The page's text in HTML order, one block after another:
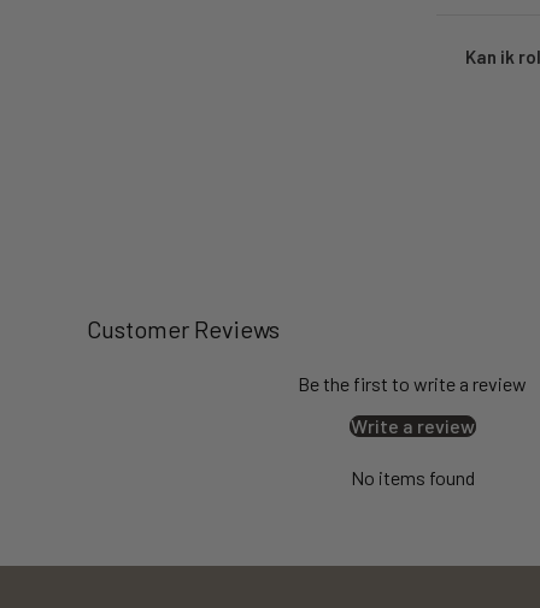
Kan ik
Customer Reviews
Be the first to write a review
Write a review
No items found